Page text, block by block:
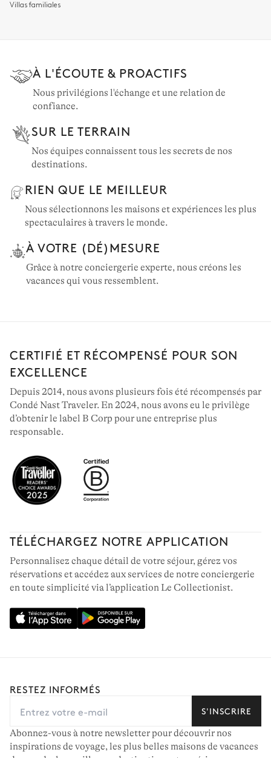
Villas familiales
À L'ÉCOUTE & PROACTIFS
Nous privilégions l'échange et une relation de
confiance.
SUR LE TERRAIN
Nos équipes connaissent tous les secrets de nos
destinations.
RIEN QUE LE MEILLEUR
Nous sélectionnons les maisons et expériences les plus
spectaculaires à travers le monde.
À VOTRE (DÉ)MESURE
Grâce à notre conciergerie experte, nous créons les
vacances qui vous ressemblent.
CERTIFIÉ ET RÉCOMPENSÉ POUR SON
EXCELLENCE
Depuis 2014, nous avons plusieurs fois été récompensés par
Condé Nast Traveler. En 2024, nous avons eu le privilège
d’obtenir le label B Corp pour une entreprise plus
responsable.
TÉLÉCHARGEZ NOTRE APPLICATION
Personnalisez chaque détail de votre séjour, gérez vos
réservations et accédez aux services de notre conciergerie
en toute simplicité via l’application Le Collectionist.
RESTEZ INFORMÉS
S'INSCRIRE
Abonnez-vous à notre newsletter pour découvrir nos
inspirations de voyage, les plus belles maisons de vacances